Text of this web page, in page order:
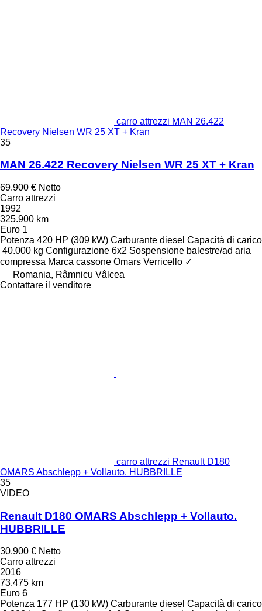
carro attrezzi MAN 26.422
Recovery Nielsen WR 25 XT + Kran
35
MAN 26.422 Recovery Nielsen WR 25 XT + Kran
69.900 € Netto
Carro attrezzi
1992
325.900 km
Euro 1
Potenza 420 HP (309 kW) Carburante diesel Capacità di carico
40.000 kg Configurazione 6x2 Sospensione balestre/ad aria
compressa Marca cassone Omars Verricello ✓
Romania, Râmnicu Vâlcea
Contattare il venditore
carro attrezzi Renault D180
OMARS Abschlepp + Vollauto. HUBBRILLE
35
VIDEO
Renault D180 OMARS Abschlepp + Vollauto.
HUBBRILLE
30.900 € Netto
Carro attrezzi
2016
73.475 km
Euro 6
Potenza 177 HP (130 kW) Carburante diesel Capacità di carico